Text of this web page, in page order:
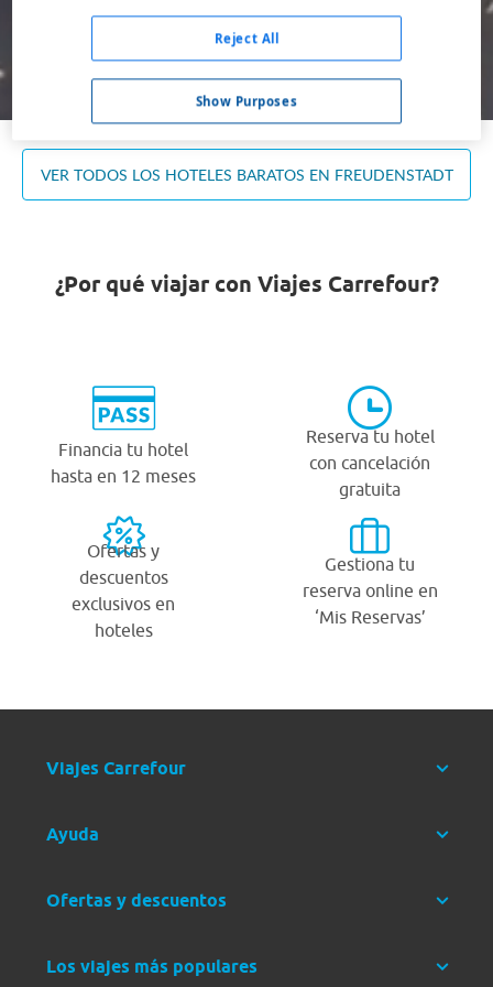
Buscar
VER TODOS LOS HOTELES BARATOS EN FREUDENSTADT
¿Por qué viajar con Viajes Carrefour?
Financia tu hotel
hasta en 12 meses
Reserva tu hotel
con cancelación
gratuita
Ofertas y
descuentos
exclusivos en
hoteles
Gestiona tu
reserva online en
‘Mis Reservas’
Viajes Carrefour
Ayuda
Ofertas y descuentos
Los viajes más populares
Show Purposes
Reject All